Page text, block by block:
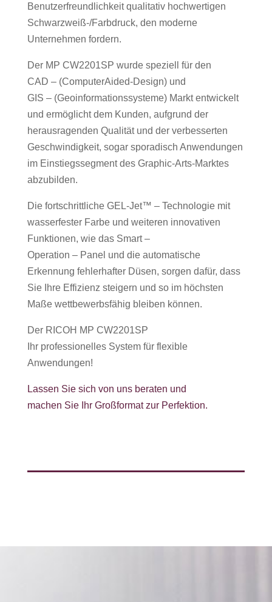
Benutzerfreundlichkeit qualitativ hochwertigen
Schwarzweiß-/Farbdruck, den moderne
Unternehmen fordern.
Der MP CW2201SP wurde speziell für den
CAD – (ComputerAided-Design) und
GIS – (Geoinformationssysteme) Markt entwickelt
und ermöglicht dem Kunden, aufgrund der
herausragenden Qualität und der verbesserten
Geschwindigkeit, sogar sporadisch Anwendungen
im Einstiegssegment des Graphic-Arts-Marktes
abzubilden.
Die fortschrittliche GEL-Jet™ – Technologie mit
wasserfester Farbe und weiteren innovativen
Funktionen, wie das Smart –
Operation – Panel und die automatische
Erkennung fehlerhafter Düsen, sorgen dafür, dass
Sie Ihre Effizienz steigern und so im höchsten
Maße wettbewerbsfähig bleiben können.
Der RICOH MP CW2201SP
Ihr professionelles System für flexible
Anwendungen!
Lassen Sie sich von uns beraten und
machen Sie Ihr Großformat zur Perfektion.